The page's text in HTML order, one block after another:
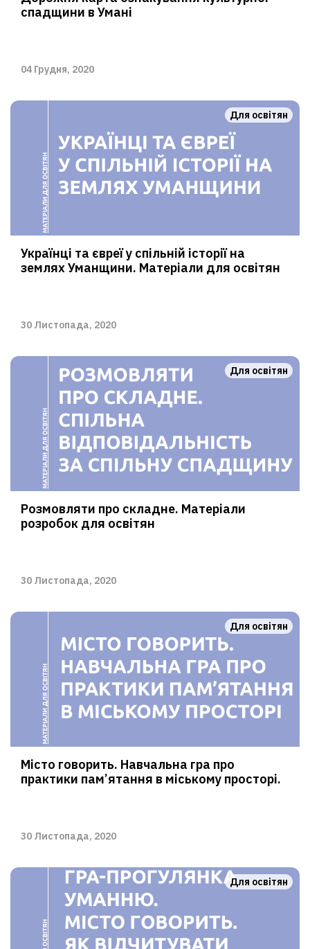
спадщини в Умані
04 Грудня, 2020
Для освітян
Українці та євреї у спільній історії на
землях Уманщини. Матеріали для освітян
30 Листопада, 2020
Для освітян
Розмовляти про складне. Матеріали
розробок для освітян
30 Листопада, 2020
Для освітян
Місто говорить. Навчальна гра про
практики пам’ятання в міському просторі.
30 Листопада, 2020
Для освітян